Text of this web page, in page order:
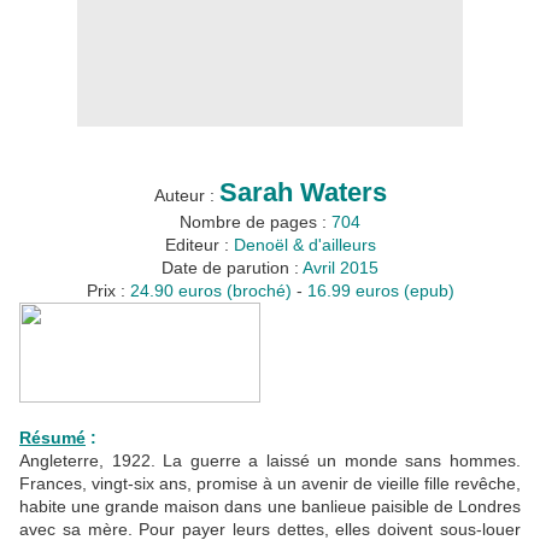
Auteur : Sarah Waters
Nombre de pages : 704
Editeur : Denoël & d'ailleurs
Date de parution : Avril 2015
Prix : 24.90 euros (broché) - 16.99 euros (epub)
Résumé :
Angleterre, 1922. La guerre a laissé un monde sans hommes.
Frances, vingt-six ans, promise à un avenir de vieille fille revêche,
habite une grande maison dans une banlieue paisible de Londres
avec sa mère. Pour payer leurs dettes, elles doivent sous-louer